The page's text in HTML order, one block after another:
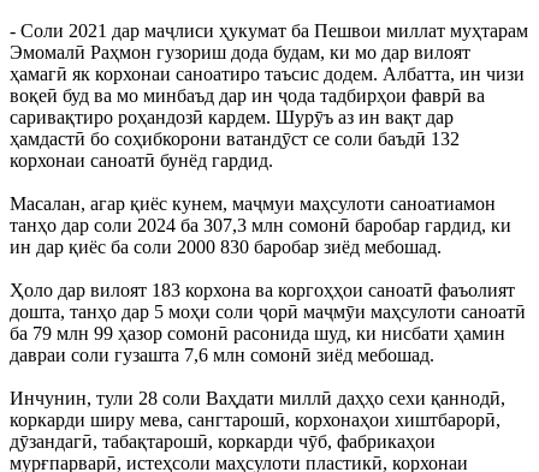
- Соли 2021 дар маҷлиси ҳукумат ба Пешвои миллат муҳтарам
Эмомалӣ Раҳмон гузориш дода будам, ки мо дар вилоят
ҳамагӣ як корхонаи саноатиро таъсис додем. Албатта, ин чизи
воқеӣ буд ва мо минбаъд дар ин ҷода тадбирҳои фаврӣ ва
саривақтиро роҳандозӣ кардем. Шурӯъ аз ин вақт дар
ҳамдастӣ бо соҳибкорони ватандӯст се соли баъдӣ 132
корхонаи саноатӣ бунёд гардид.
Масалан, агар қиёс кунем, маҷмуи маҳсулоти саноатиамон
танҳо дар соли 2024 ба 307,3 млн сомонӣ баробар гардид, ки
ин дар қиёс ба соли 2000 830 баробар зиёд мебошад.
Ҳоло дар вилоят 183 корхона ва коргоҳҳои саноатӣ фаъолият
дошта, танҳо дар 5 моҳи соли ҷорӣ маҷмӯи маҳсулоти саноатӣ
ба 79 млн 99 ҳазор сомонӣ расонида шуд, ки нисбати ҳамин
давраи соли гузашта 7,6 млн сомонӣ зиёд мебошад.
Инчунин, тули 28 соли Ваҳдати миллӣ даҳҳо сехи қаннодӣ,
коркарди ширу мева, сангтарошӣ, корхонаҳои хиштбарорӣ,
дӯзандагӣ, табақтарошӣ, коркарди чӯб, фабрикаҳои
мурғпарварӣ, истеҳсоли маҳсулоти пластикӣ, корхонаи